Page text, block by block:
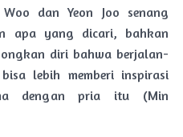
dan Yeon Joo senang
apa yang dicari, bahkan
diri bahwa berjalan-
lebih memberi inspirasi
dengan pria itu (Min